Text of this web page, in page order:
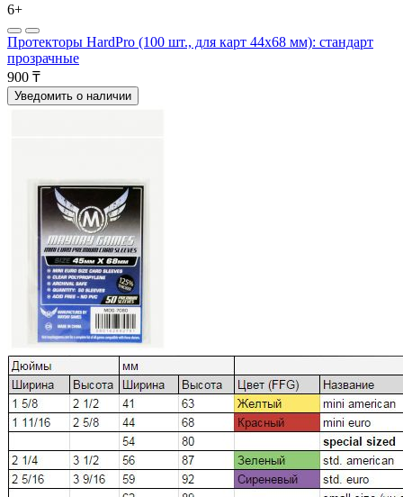
6+
Протекторы HardPro (100 шт., для карт 44x68 мм): стандарт
прозрачные
900 ₸
Уведомить о наличии